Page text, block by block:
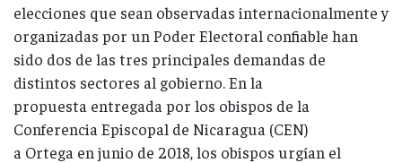
elecciones que sean observadas internacionalmente y
organizadas por un Poder Electoral confiable han
sido dos de las tres principales demandas de
distintos sectores al gobierno. En la
propuesta entregada por los obispos de la
Conferencia Episcopal de Nicaragua (CEN)
a Ortega en junio de 2018, los obispos urgían el